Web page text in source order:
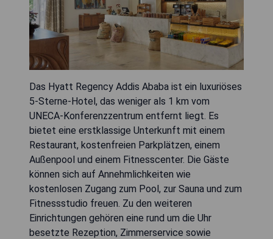
Das Hyatt Regency Addis Ababa ist ein luxuriöses
5-Sterne-Hotel, das weniger als 1 km vom
UNECA-Konferenzzentrum entfernt liegt. Es
bietet eine erstklassige Unterkunft mit einem
Restaurant, kostenfreien Parkplätzen, einem
Außenpool und einem Fitnesscenter. Die Gäste
können sich auf Annehmlichkeiten wie
kostenlosen Zugang zum Pool, zur Sauna und zum
Fitnessstudio freuen. Zu den weiteren
Einrichtungen gehören eine rund um die Uhr
besetzte Rezeption, Zimmerservice sowie